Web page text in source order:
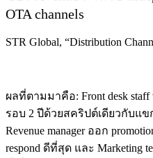
OTA channels
STR Global, “Distribution
ผลที่ตามมาคือ: Front desk
รอบ 2 ปีด้วยสคริปต์เดียวกับแข
Revenue manager ออก
respond ดีที่สุด และ Marketing